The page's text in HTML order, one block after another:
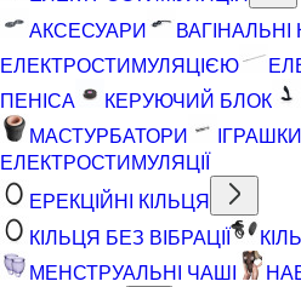
АКСЕСУАРИ
ВАГІНАЛЬНІ
ЕЛЕКТРОСТИМУЛЯЦІЄЮ
ПЕНІСА
КЕРУЮЧИЙ БЛОК
МАСТУРБАТОРИ
ЕЛЕКТРОСТИМУЛЯЦІЇ
ЕРЕКЦІЙНІ КІЛЬЦЯ
КІЛЬЦЯ БЕЗ ВІБРАЦІЇ
МЕНСТРУАЛЬНІ ЧАШІ